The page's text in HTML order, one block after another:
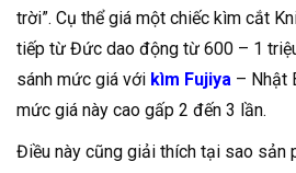
trời”. Cụ thể giá một chiếc kìm cắt
tiếp từ Đức dao động từ 600 – 1
sánh mức giá với kìm Fujiya – Nhật
mức giá này cao gấp 2 đến 3 lần.
Điều này cũng giải thích tại sao sản